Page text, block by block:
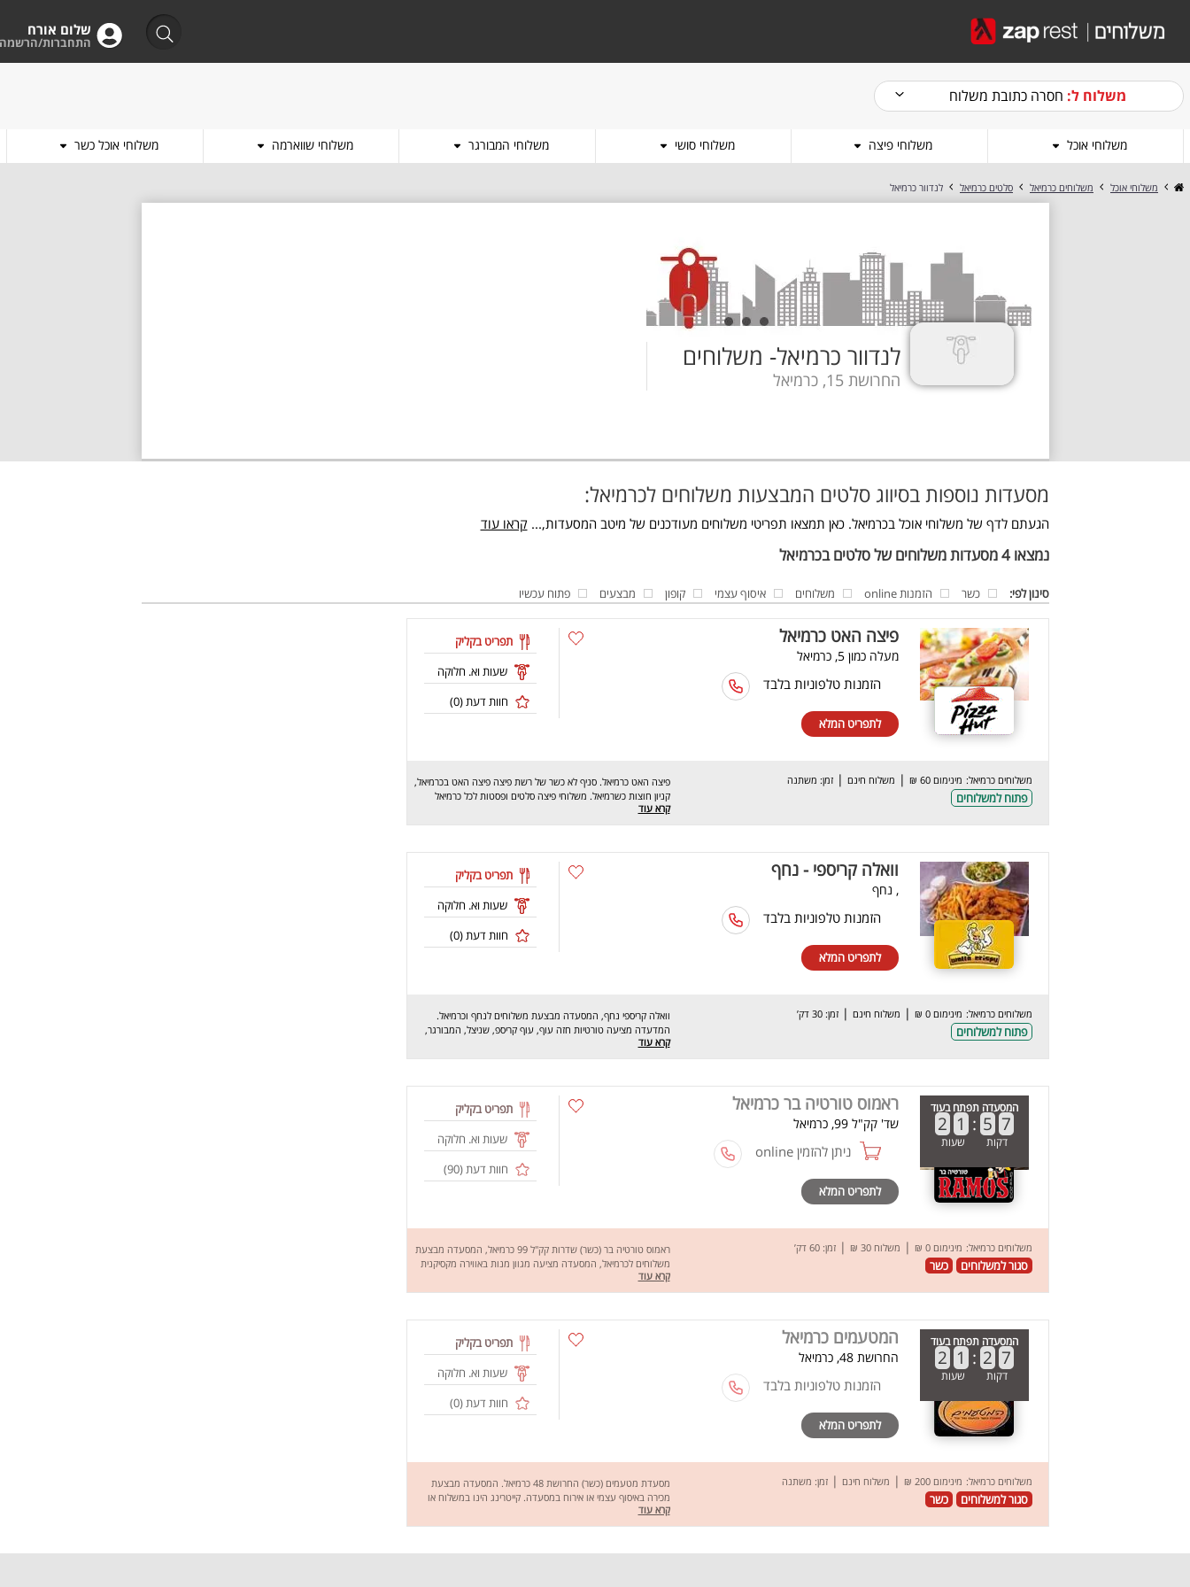
שלום אורח
התחברות/הרשמה
משלוח ל: חסרה כתובת משלוח
משלוחי אוכל משלוחי פיצה משלוחי סושי משלוחי המבורגר משלוחי שווארמה משלוחי אוכל כשר
משלוחי אוכל משלוחים כרמיאל סלטים כרמיאל לנדוור כרמיאל
לנדוור כרמיאל- משלוחים
החרושת 15, כרמיאל
מסעדות נוספות בסיווג סלטים המבצעות משלוחים לכרמיאל:
הגעתם לדף של משלוחי אוכל בכרמיאל. כאן תמצאו תפריטי משלוחים מעודכנים של מיטב המסעדות,... קראו עוד
נמצאו 4 מסעדות משלוחים של סלטים בכרמיאל
סינון לפי: כשר הזמנות online משלוחים איסוף עצמי קופון מבצעים פתוח עכשיו
פיצה האט כרמיאל
מעלה כמון 5, כרמיאל
הזמנות טלפוניות בלבד
לתפריט המלא
תפריט בקליק
שעות וא. חלוקה
חוות דעת (0
)
משלוחים כרמיאל: מינימום 60 ₪ | משלוח חינם | זמן: משתנה
פתוח למשלוחים
פיצה האט כרמיאל. סניף לא כשר של רשת פיצה פיצה האט בכרמיאל,
קניון חוצות כשרמיאל. משלוחי פיצה סלטים ופסטות לכל כרמיאל
והסביבה. שיהיה בתאבון. פיצה מעולה עם מבחר תוספות בתשלום
לבחירה
קרא עוד
וואלה קריספי - נחף
, נחף
הזמנות טלפוניות בלבד
לתפריט המלא
תפריט בקליק
שעות וא. חלוקה
חוות דעת (0
)
משלוחים כרמיאל: מינימום 0 ₪ | משלוח חינם | זמן: 30 דק’
פתוח למשלוחים
וואלה קריספי נחף, המסעדה מבצעת משלוחים לנחף וכרמיאל.
המדעדה מציעה טורטיות חזה עוף, עוף קריספ, שניצל, המבורגר,
טבעות בצ, צ'יפס, כדורי בטטה ועוד ים פינוקים. אנו מחכים לכם
לחוויה מהנה וטעימה במיוחד. שיהיה בתאבון!
קרא עוד
המסעדה תפתח בעוד
2 1 : 5 7
דקות שעות
ראמוס טורטיה בר כרמיאל
שד' קק"ל 99, כרמיאל
ניתן להזמין online
לתפריט המלא
תפריט בקליק
שעות וא. חלוקה
חוות דעת (90
)
משלוחים כרמיאל: מינימום 0 ₪ | משלוח 30 ₪ | זמן: 60 דק’
סגור למשלוחים כשר
ראמוס טורטיה בר (כשר) שדרות קק"ל 99 כרמיאל, המסעדה מבצעת
משלוחים לכרמיאל, המסעדה מציעה מגוון מנות באווירה מקסיקנית
טעימות ומיוחדות, מחכים לכם לחוויה מהנה וטעימה, שיהיה בתאבון !
קרא עוד
המסעדה תפתח בעוד
2 1 : 2 7
דקות שעות
המטעמים כרמיאל
החרושת 48, כרמיאל
הזמנות טלפוניות בלבד
לתפריט המלא
תפריט בקליק
שעות וא. חלוקה
חוות דעת (0
)
משלוחים כרמיאל: מינימום 200 ₪ | משלוח חינם | זמן: משתנה
סגור למשלוחים כשר
מסעדת מטעמים (כשר) החרושת 48 כרמיאל. המסעדה מבצעת
מכירה באיסוף עצמי או אירוח במסעדה. קייטרינג הינו במשלוח או
איסוף עצמי. מסעדת מטעמים מציעה מגוון רחב של מנות טעימות
במיוחד כמו: ירקות מבושלים, סיני, שניצלים, מטוגנים, בשרים על
מחכים לכם לחוויה מהנה שיהיה בתאבון
קרא עוד